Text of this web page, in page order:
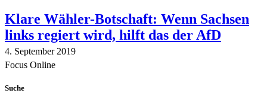
Klare Wähler-Botschaft: Wenn Sachsen
links regiert wird, hilft das der AfD
4. September 2019
Focus Online
Suche